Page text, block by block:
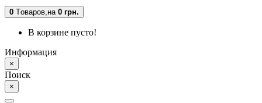
0 Tоваров,на 0 грн.
В корзине пусто!
Информация
×
Поиск
×